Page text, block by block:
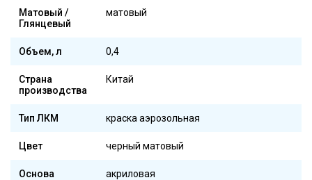
Матовый /
Глянцевый
матовый
Объем, л 0,4
Страна
производства
Китай
Тип ЛКМ краска аэрозольная
Цвет черный матовый
Основа акриловая